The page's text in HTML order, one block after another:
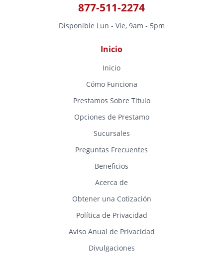
877-511-2274
Disponible Lun - Vie, 9am - 5pm
Inicio
Inicio
Cómo Funciona
Prestamos Sobre Titulo
Opciones de Prestamo
Sucursales
Preguntas Frecuentes
Beneficios
Acerca de
Obtener una Cotización
Política de Privacidad
Aviso Anual de Privacidad
Divulgaciones